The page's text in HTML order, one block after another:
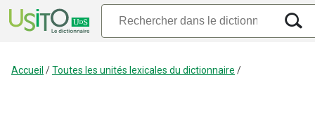
Accueil /Toutes les unités lexicales du dictionnaire /